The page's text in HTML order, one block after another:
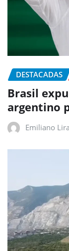
DESTACADAS
Brasil
argentino
Emiliano Lira